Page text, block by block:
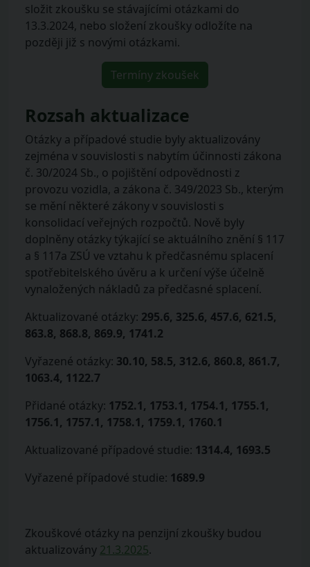
složit zkoušku se stávajícími otázkami do
13.3.2024, nebo složení zkoušky odložíte na
později již s novými otázkami.
Termíny zkoušek
Rozsah aktualizace
Otázky a případové studie byly aktualizovány
zejména v souvislosti s nabytím účinnosti zákona
č. 30/2024 Sb., o pojištění odpovědnosti z
provozu vozidla, a zákona č. 349/2023 Sb., kterým
se mění některé zákony v souvislosti s
konsolidací veřejných rozpočtů. Nově byly
doplněny otázky týkající se aktuálního znění § 117
a § 117a ZSÚ ve vztahu k předčasnému splacení
spotřebitelského úvěru a k určení výše účelně
vynaložených nákladů za předčasné splacení.
Aktualizované otázky: 295.6, 325.6, 457.6, 621.5,
863.8, 868.8, 869.9, 1741.2
Vyřazené otázky: 30.10, 58.5, 312.6, 860.8, 861.7,
1063.4, 1122.7
Přidané otázky: 1752.1, 1753.1, 1754.1, 1755.1,
1756.1, 1757.1, 1758.1, 1759.1, 1760.1
Aktualizované případové studie: 1314.4, 1693.5
Vyřazené případové studie: 1689.9
Zkouškové otázky na penzijní zkoušky budou
aktualizovány 21.3.2025.